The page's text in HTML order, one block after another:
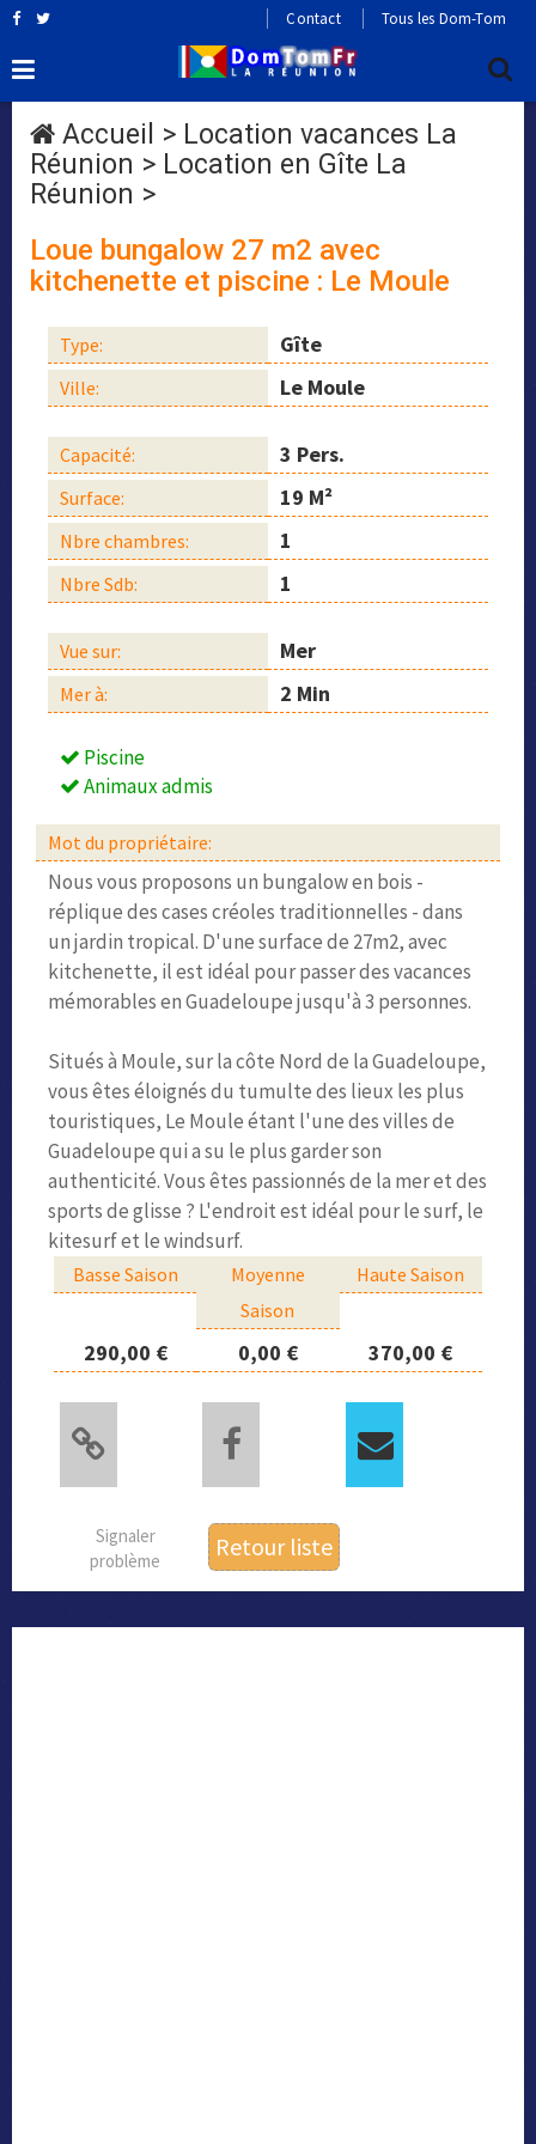
Contact Tous les Dom-Tom
Accueil > Location vacances La
Réunion > Location en Gîte La
Réunion >
Loue bungalow 27 m2 avec
kitchenette et piscine : Le Moule
Type: Gîte
Ville: Le Moule
Capacité: 3 Pers.
Surface: 19 M²
Nbre chambres: 1
Nbre Sdb: 1
Vue sur: Mer
Mer à: 2 Min
Piscine
Animaux admis
Mot du propriétaire:
Nous vous proposons un bungalow en bois -
réplique des cases créoles traditionnelles - dans
un jardin tropical. D'une surface de 27m2, avec
kitchenette, il est idéal pour passer des vacances
mémorables en Guadeloupe jusqu'à 3 personnes.
Situés à Moule, sur la côte Nord de la Guadeloupe,
vous êtes éloignés du tumulte des lieux les plus
touristiques, Le Moule étant l'une des villes de
Guadeloupe qui a su le plus garder son
authenticité. Vous êtes passionnés de la mer et des
sports de glisse ? L'endroit est idéal pour le surf, le
kitesurf et le windsurf.
Basse Saison
Moyenne
Saison
Haute Saison
290,00 € 0,00 € 370,00 €
Signaler
problème
Retour liste